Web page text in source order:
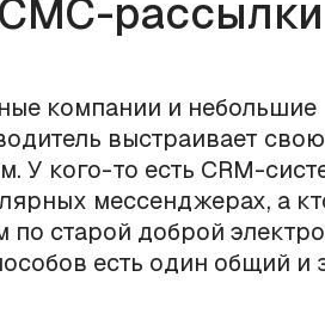
рассылки
компании и небольшие
выстраивает
У кого-то есть CRM-
мессенджерах, а
по старой доброй
есть один общий и